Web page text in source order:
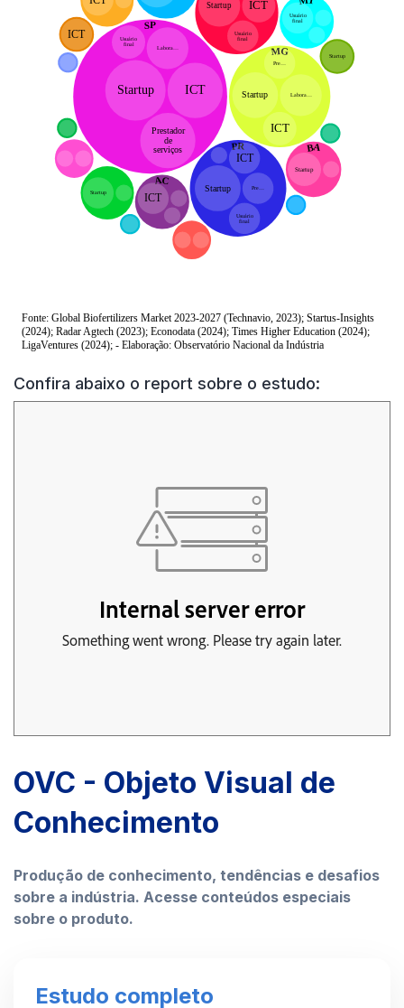
Confira abaixo o report sobre o estudo:
OVC - Objeto Visual de
Conhecimento
Produção de conhecimento, tendências e desafios
sobre a indústria. Acesse conteúdos especiais
sobre o produto.
Estudo completo